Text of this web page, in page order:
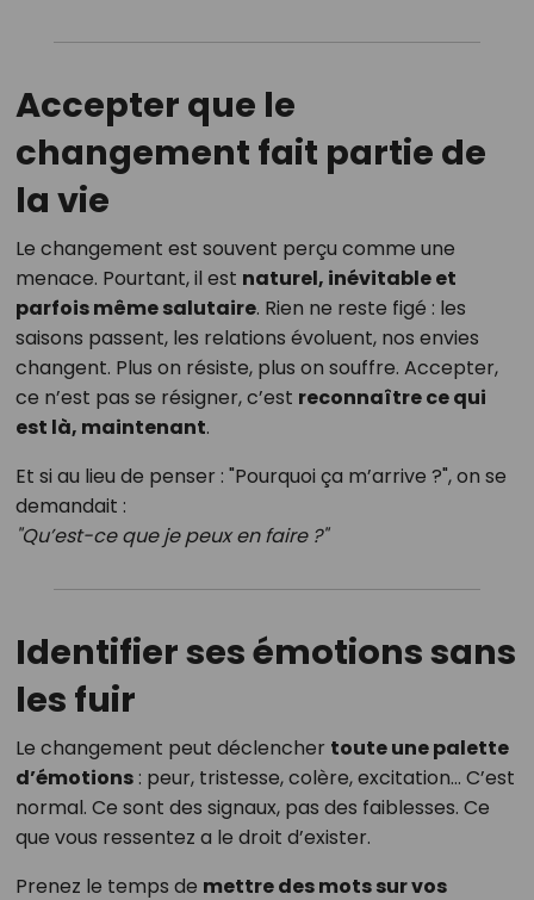
Accepter que le
changement fait partie de
la vie
Le changement est souvent perçu comme une
menace. Pourtant, il est naturel, inévitable et
parfois même salutaire. Rien ne reste figé : les
saisons passent, les relations évoluent, nos envies
changent. Plus on résiste, plus on souffre. Accepter,
ce n’est pas se résigner, c’est reconnaître ce qui
est là, maintenant.
Et si au lieu de penser : "Pourquoi ça m’arrive ?", on se
demandait :
"Qu’est-ce que je peux en faire ?"
Identifier ses émotions sans
les fuir
Le changement peut déclencher toute une palette
d’émotions: peur, tristesse, colère, excitation… C’est
normal. Ce sont des signaux, pas des faiblesses. Ce
que vous ressentez a le droit d’exister.
Prenez le temps de mettre des mots sur vos